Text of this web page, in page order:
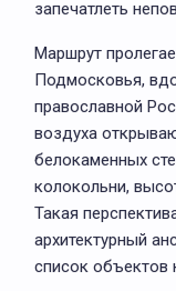
запечатлеть
Маршрут
Подмосковья,
православной
воздуха
белокаменных
колокольни,
Такая
архитектурный
список объектов